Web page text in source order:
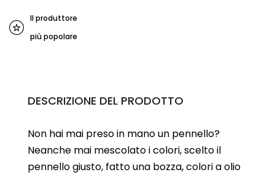
Il produttore
più popolare
DESCRIZIONE DEL PRODOTTO
Non hai mai preso in mano un pennello?
Neanche mai mescolato i colori, scelto il
pennello giusto, fatto una bozza, colori a olio